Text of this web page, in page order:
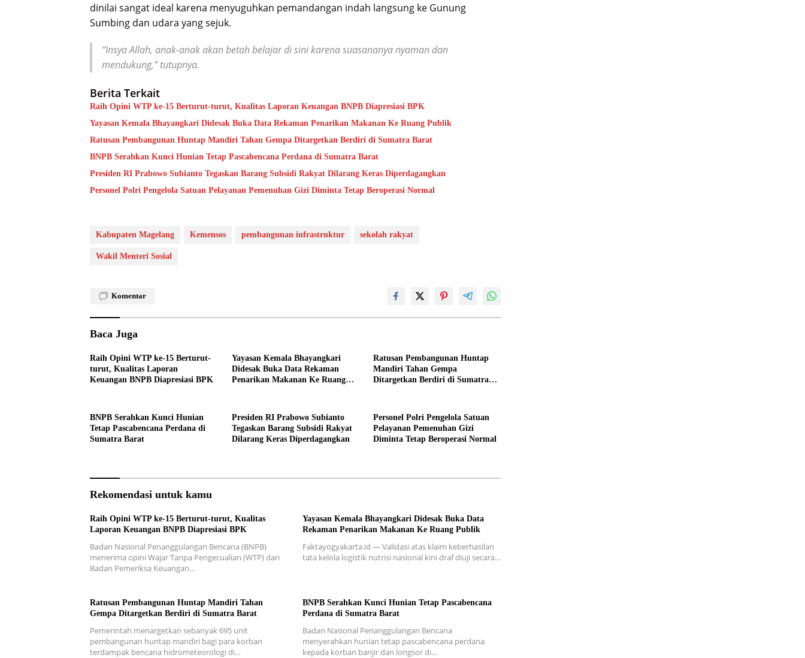
dinilai sangat ideal karena menyuguhkan pemandangan indah langsung ke Gunung
Sumbing dan udara yang sejuk.
“Insya Allah, anak-anak akan betah belajar di sini karena suasananya nyaman dan
mendukung,” tutupnya.
Berita Terkait
Raih Opini WTP ke-15 Berturut-turut, Kualitas Laporan Keuangan BNPB Diapresiasi BPK
Yayasan Kemala Bhayangkari Didesak Buka Data Rekaman Penarikan Makanan Ke Ruang Publik
Ratusan Pembangunan Huntap Mandiri Tahan Gempa Ditargetkan Berdiri di Sumatra Barat
BNPB Serahkan Kunci Hunian Tetap Pascabencana Perdana di Sumatra Barat
Presiden RI Prabowo Subianto Tegaskan Barang Subsidi Rakyat Dilarang Keras Diperdagangkan
Personel Polri Pengelola Satuan Pelayanan Pemenuhan Gizi Diminta Tetap Beroperasi Normal
Kabupaten Magelang Kemensos pembangunan infrastruktur sekolah rakyat
Wakil Menteri Sosial
Komentar
Baca Juga
Raih Opini WTP ke-15 Berturut-
turut, Kualitas Laporan
Keuangan BNPB Diapresiasi BPK
Yayasan Kemala Bhayangkari
Didesak Buka Data Rekaman
Penarikan Makanan Ke Ruang
Ratusan Pembangunan Huntap
Mandiri Tahan Gempa
Ditargetkan Berdiri di Sumatra
BNPB Serahkan Kunci Hunian
Tetap Pascabencana Perdana di
Sumatra Barat
Presiden RI Prabowo Subianto
Tegaskan Barang Subsidi Rakyat
Dilarang Keras Diperdagangkan
Personel Polri Pengelola Satuan
Pelayanan Pemenuhan Gizi
Diminta Tetap Beroperasi Normal
Rekomendasi untuk kamu
Raih Opini WTP ke-15 Berturut-turut, Kualitas
Laporan Keuangan BNPB Diapresiasi BPK
Badan Nasional Penanggulangan Bencana (BNPB)
menerima opini Wajar Tanpa Pengecualian (WTP) dari
Badan Pemeriksa Keuangan…
Yayasan Kemala Bhayangkari Didesak Buka Data
Rekaman Penarikan Makanan Ke Ruang Publik
Faktayogyakarta.id — Validasi atas klaim keberhasilan
tata kelola logistik nutrisi nasional kini draf diuji secara…
Ratusan Pembangunan Huntap Mandiri Tahan
Gempa Ditargetkan Berdiri di Sumatra Barat
Pemerintah menargetkan sebanyak 695 unit
pembangunan huntap mandiri bagi para korban
terdampak bencana hidrometeorologi di…
BNPB Serahkan Kunci Hunian Tetap Pascabencana
Perdana di Sumatra Barat
Badan Nasional Penanggulangan Bencana
menyerahkan hunian tetap pascabencana perdana
kepada korban banjir dan longsor di…